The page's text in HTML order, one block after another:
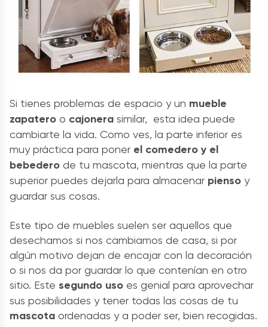
Si tienes problemas de espacio y un mueble
zapatero o cajonera similar, esta idea puede
cambiarte la vida. Como ves, la parte inferior es
muy práctica para poner el comedero y el
bebedero de tu mascota, mientras que la parte
superior puedes dejarla para almacenar pienso y
guardar sus cosas.
Este tipo de muebles suelen ser aquellos que
desechamos si nos cambiamos de casa, si por
algún motivo dejan de encajar con la decoración
o si nos da por guardar lo que contenían en otro
sitio. Este segundo uso es genial para aprovechar
sus posibilidades y tener todas las cosas de tu
mascota ordenadas y a poder ser, bien recogidas.